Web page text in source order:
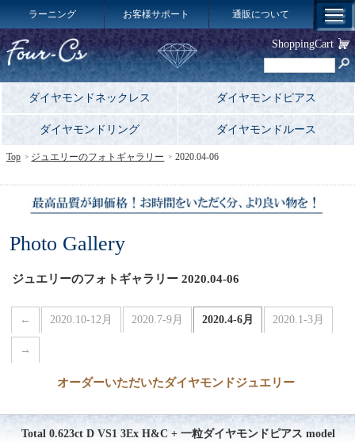
ラーニング お客様サポート 通販について
ダイヤモンドネックレス ダイヤモンドピアス
ダイヤモンドリング ダイヤモンドルース
Photo Gallery
ジュエリーのフォトギャラリー 2020.04-06
← 2020.10-12月 2020.7-9月 2020.4-6月 2020.1-3月
→
オーダーいただいたダイヤモンドジュエリー
Total 0.623ct D VS1 3Ex H&C + 一粒ダイヤモンドピアス model
Top ジュエリーのフォトギャラリー 2020.04-06
ShoppingCart